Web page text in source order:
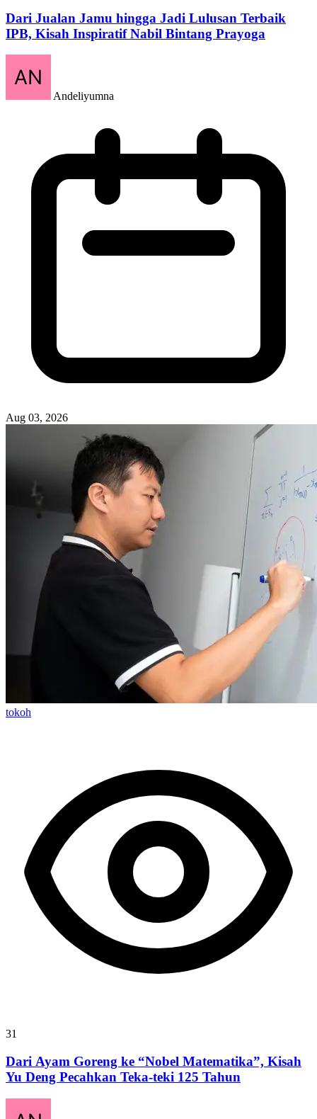
Dari Jualan Jamu hingga Jadi Lulusan Terbaik
IPB, Kisah Inspiratif Nabil Bintang Prayoga
Andeliyumna
Aug 03, 2026
tokoh
31
Dari Ayam Goreng ke “Nobel Matematika”, Kisah
Yu Deng Pecahkan Teka-teki 125 Tahun